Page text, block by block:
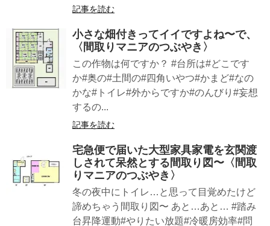
記事を読む
小さな畑付きってイイですよね〜で、
〈間取りマニアのつぶやき〉
この作物は何ですか？ #台所は#どこです
か#奥の#土間の#四角いやつ#かまど#なの
かな#トイレ#外からですか#のんびり#妄想
するの...
記事を読む
宅急便で届いた大型家具家電を玄関渡
しされて呆然とする間取り図〜〈間取
りマニアのつぶやき〉
冬の夜中にトイレ…と思って目覚めたけど
諦めちゃう間取り図〜 あと…あと… #踏み
台昇降運動#やりたい放題#冷暖房効率#問